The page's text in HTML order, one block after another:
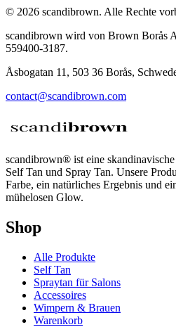
© 2026 scandibrown. Alle Rechte
scandibrown wird von Brown Borås
559400-3187.
Åsbogatan 11, 503 36 Borås,
contact@scandibrown.com
scandibrown® ist eine
Self Tan und Spray Tan. Unsere
Farbe, ein natürliches Ergebnis und
mühelosen Glow.
Shop
Alle Produkte
Self Tan
Spraytan für Salons
Accessoires
Wimpern & Brauen
Warenkorb